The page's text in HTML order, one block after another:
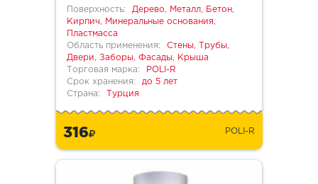
Поверхность:
Дерево, Металл, Бетон,
Кирпич, Минеральные основания,
Пластмасса
Область применения:
Стены, Трубы,
Двери, Заборы, Фасады, Крыша
Торговая марка:
POLI-R
Срок хранения:
до 5 лет
Страна:
Турция
316 POLI-R